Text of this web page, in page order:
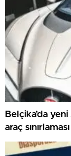
Belçika’da
araç